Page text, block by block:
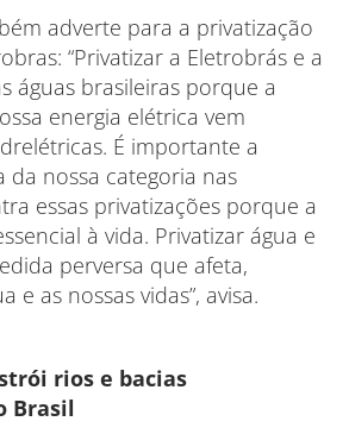
adverte para a privatização
“Privatizar a Eletrobrás e a
águas brasileiras porque a
energia elétrica vem
É importante a
da nossa categoria nas
essas privatizações porque a
à vida. Privatizar água e
perversa que afeta,
e as nossas vidas”, avisa.
rios e bacias
Brasil